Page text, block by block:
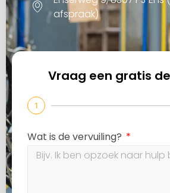
afspraak)
Vraag een gratis
1
Wat is de vervuiling?